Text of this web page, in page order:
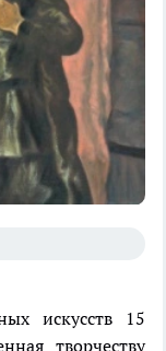
искусств 15
творчеству